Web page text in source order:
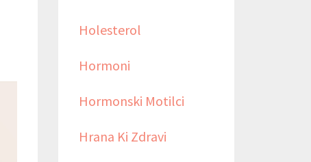
Holesterol
Hormoni
Hormonski Motilci
Hrana Ki Zdravi